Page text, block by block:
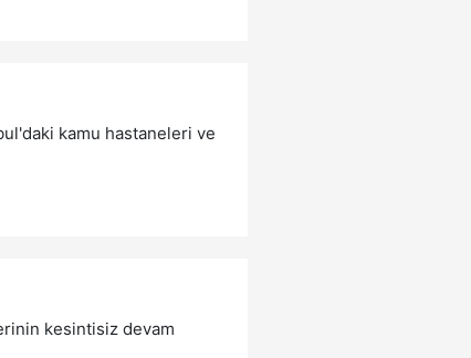
kamu hastaneleri ve
kesintisiz devam